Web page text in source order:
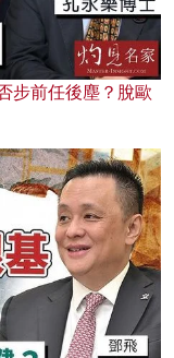
步前任後塵？脫歐